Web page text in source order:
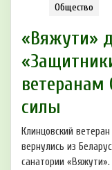
Общество
«Вяжути»
ветеранам
силы
Клинцовский
вернулись из
санатории